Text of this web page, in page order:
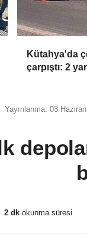
Kütahya'da
çarpıştı: 2
Yayınlanma: 03
2 dk okunma süresi